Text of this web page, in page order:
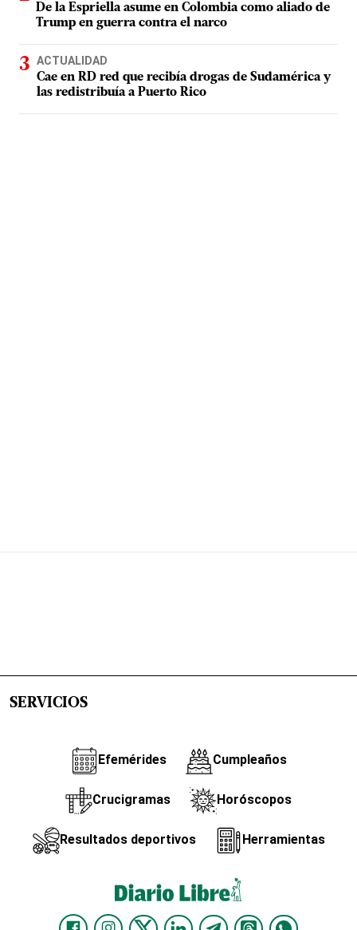
De la Espriella asume en Colombia como aliado de
Trump en guerra contra el narco
ACTUALIDAD
Cae en RD red que recibía drogas de Sudamérica y
las redistribuía a Puerto Rico
SERVICIOS
Efemérides Cumpleaños
Crucigramas Horóscopos
Resultados deportivos Herramientas